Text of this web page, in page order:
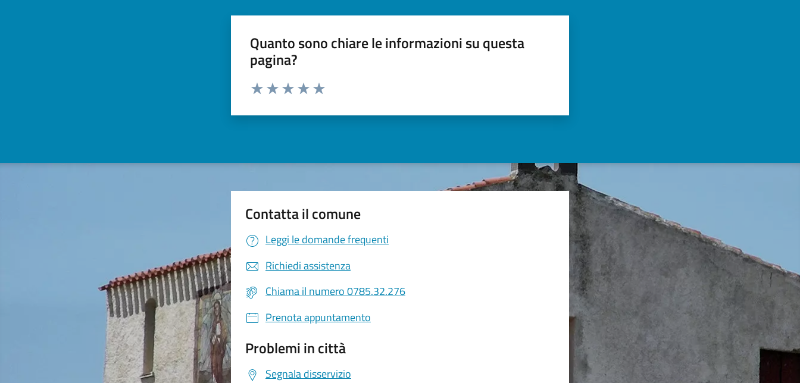
Quanto sono chiare le informazioni su questa
pagina?
Valuta da 1 a 5 stelle la pagina
Contatta il comune
Leggi le domande frequenti
Richiedi assistenza
Chiama il numero 0785.32.276
Prenota appuntamento
Problemi in città
Segnala disservizio